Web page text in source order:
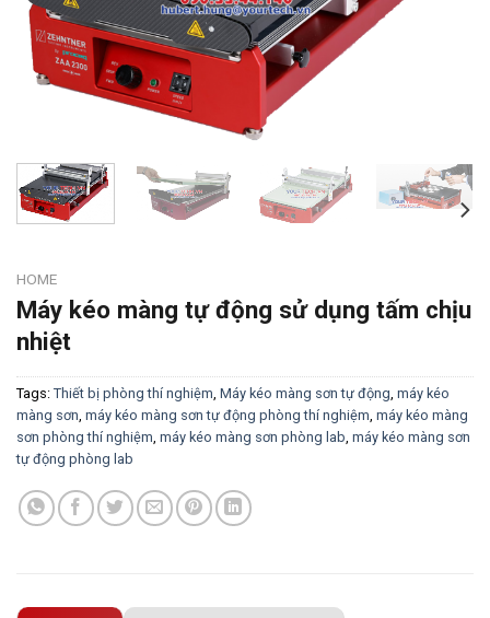
HOME
Máy kéo màng tự động sử dụng tấm chịu
nhiệt
Tags: Thiết bị phòng thí nghiệm, Máy kéo màng sơn tự động, máy kéo
màng sơn, máy kéo màng sơn tự động phòng thí nghiệm, máy kéo màng
sơn phòng thí nghiệm, máy kéo màng sơn phòng lab, máy kéo màng sơn
tự động phòng lab